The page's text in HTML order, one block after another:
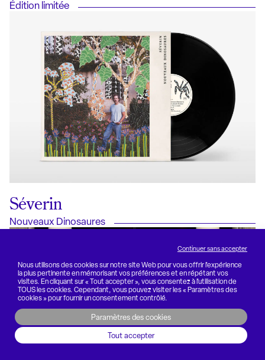
Édition limitée
Séverin
Nouveaux Dinosaures
Nous utilisons des cookies sur notre site Web pour vous offrir l'expérience
la plus pertinente en mémorisant vos préférences et en répétant vos
visites. En cliquant sur « Tout accepter », vous consentez à l'utilisation de
TOUS les cookies. Cependant, vous pouvez visiter les « Paramètres des
cookies » pour fournir un consentement contrôlé.
Continuer sans accepter
Paramètres des cookies
Tout accepter